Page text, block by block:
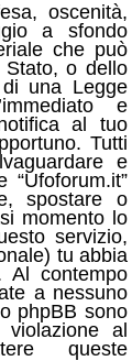
oscenità,
a sfondo
che può
o dello
una Legge
e
al tuo
Tutti
e
“Ufoforum.it”
spostare o
momento lo
servizio,
tu abbia
Al contempo
a nessuno
phpBB sono
al
queste